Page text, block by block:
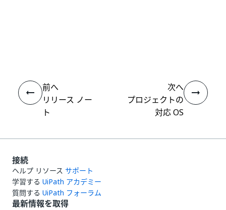
前へ
リリース ノー
ト
次へ
プロジェクトの
対応 OS
接続
ヘルプ リソース サポート
学習する UiPath アカデミー
質問する UiPath フォーラム
最新情報を取得